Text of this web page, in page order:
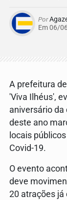
Por
Em 06/
A prefeitura
'Viva Ilhéus',
aniversário da
deste ano
locais
Covid-19.
O evento
deve
20 atrações já